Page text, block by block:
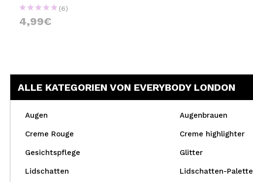
(6)
4,99€
ALLE KATEGORIEN VON EVERYBODY LONDON
Augen Augenbrauen
Creme Rouge Creme highlighter
Gesichtspflege Glitter
Lidschatten Lidschatten-Palette